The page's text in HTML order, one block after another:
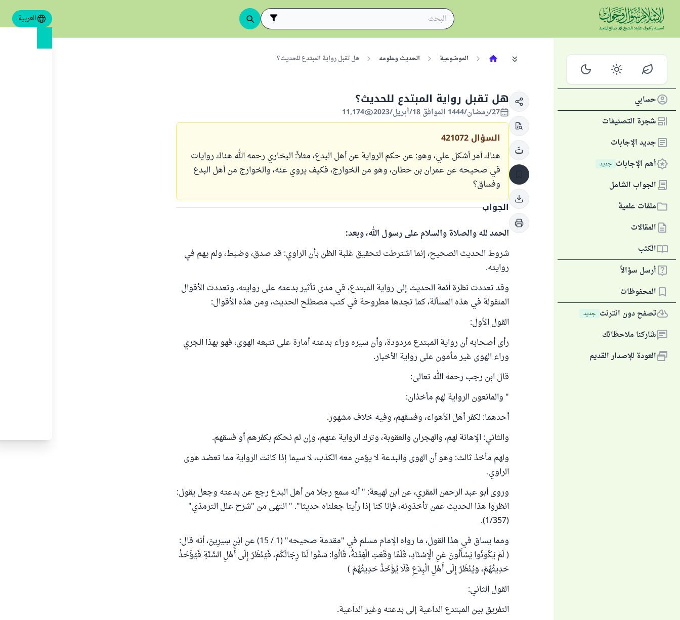
العربية
حسابي
شجرة التصنيفات
جديد الإجابات
أهم الإجابات جديد
الجواب الشامل
ملفات علمية
المقالات
الكتب
أرسل سؤالاً
المحفوظات
تصفح دون انترنت جديد
شاركنا ملاحظاتك
العودة للإصدار القديم
الموضوعية الحديث وعلومه هل تقبل رواية المبتدع للحديث؟
هل تقبل رواية المبتدع للحديث؟
27/رمضان/1444 الموافق 18/أبريل/2023 11,174
السؤال 421072
هناك أمر أشكل علي، وهو: عن حكم الرواية عن أهل البدع، مثلاً: البخاري رحمه الله هناك روايات
في صحيحه عن عمران بن حطان، وهو من الخوارج، فكيف يروي عنه، والخوارج من أهل البدع
وفساق؟
الجواب
الحمد لله والصلاة والسلام على رسول الله، وبعد:
شروط الحديث الصحيح، إنما اشترطت لتحقيق غلبة الظن بأن الراوي: قد صدق، وضبط، ولم يهم في
روايته.
وقد تعددت نظرة أئمة الحديث إلى رواية المبتدع، في مدى تأثير بدعته على روايته، وتعددت الأقوال
المنقولة في هذه المسألة، كما تجدها مطروحة في كتب مصطلح الحديث، ومن هذه الأقوال:
القول الأول:
رأى أصحابه أن رواية المبتدع مردودة، وأن سيره وراء بدعته أمارة على تتبعه الهوى، فهو بهذا الجري
وراء الهوى غير مأمون على رواية الأخبار.
قال ابن رجب رحمه الله تعالى:
" والمانعون الرواية لهم مأخذان:
أحدهما: لكفر أهل الأهواء، وفسقهم، وفيه خلاف مشهور.
والثاني: الإهانة لهم، والهجران والعقوبة، وترك الرواية عنهم، وإن لم نحكم بكفرهم أو فسقهم.
ولهم مأخذ ثالث: وهو أن الهوى والبدعة لا يؤمن معه الكذب، لا سيما إذا كانت الرواية مما تعضد هوى
الراوي.
وروى أبو عبد الرحمن المقري، عن ابن لهيعة: " أنه سمع رجلا من أهل البدع رجع عن بدعته وجعل يقول:
انظروا هذا الحديث عمن تأخذونه، فإنا كنا إذا رأينا جعلناه حديثا". " انتهى من "شرح علل الترمذي"
(1/357).
ومما يساق في هذا القول، ما رواه الإمام مسلم في "مقدمة صحيحه" (1 / 15) عن ابْنِ سِيرِينَ، أنه قال:
( لَمْ يَكُونُوا يَسْأَلُونَ عَنِ الْإِسْنَادِ، فَلَمَّا وَقَعَتِ الْفِتْنَةُ، قَالُوا: سَمُّوا لَنَا رِجَالَكُمْ، فَيُنْظَرُ إِلَى أَهْلِ السُّنَّةِ فَيُؤْخَذُ
حَدِيثُهُمْ، وَيُنْظَرُ إِلَى أَهْلِ الْبِدَعِ فَلَا يُؤْخَذُ حَدِيثُهُمْ )
القول الثاني:
التفريق بين المبتدع الداعية إلى بدعته وغير الداعية.